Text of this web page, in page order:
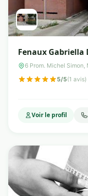
Fenaux Gabriella
6 Prom. Michel
5/5(1 avis)
Voir le profil